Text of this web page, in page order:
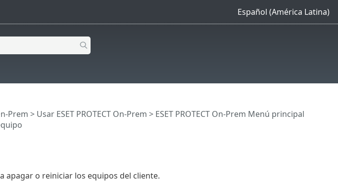
Español (América Latina)
Prem > Usar ESET PROTECT On-Prem > ESET PROTECT On-Prem Menú principal
apagar o reiniciar los equipos del cliente.